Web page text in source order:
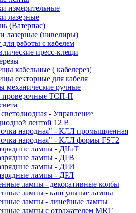
измерительные
лазерные
(Ватерпас)
лазерные (нивелиры)
работы с кабелем
пресс-клещи
кабельные ( кабелерез)
секторные для кабеля
механические ручные
проверочные ТСП-П
- Управление
лентой 12 В
народная" - КЛЛ промышленная
народная" - КЛЛ формы FST2
лампы - ДНаТ
лампы - ДРВ
лампы - ДРИ
лампы - ДРЛ
лампы - декоративные колбы
лампы - капсульные лампы
лампы - линейные лампы
лампы с отражателем MR11